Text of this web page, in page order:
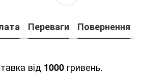
Переваги Повернення
від 1000 гривень.